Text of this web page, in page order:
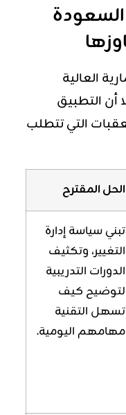
العالية
أن التطبيق
التي تتطلب
الحل المقترح
تبني سياسة إدارة
التغيير، وتكثيف
الدورات التدريبية
لتوضيح كيف
تسهل التقنية
مهامهم اليومية.